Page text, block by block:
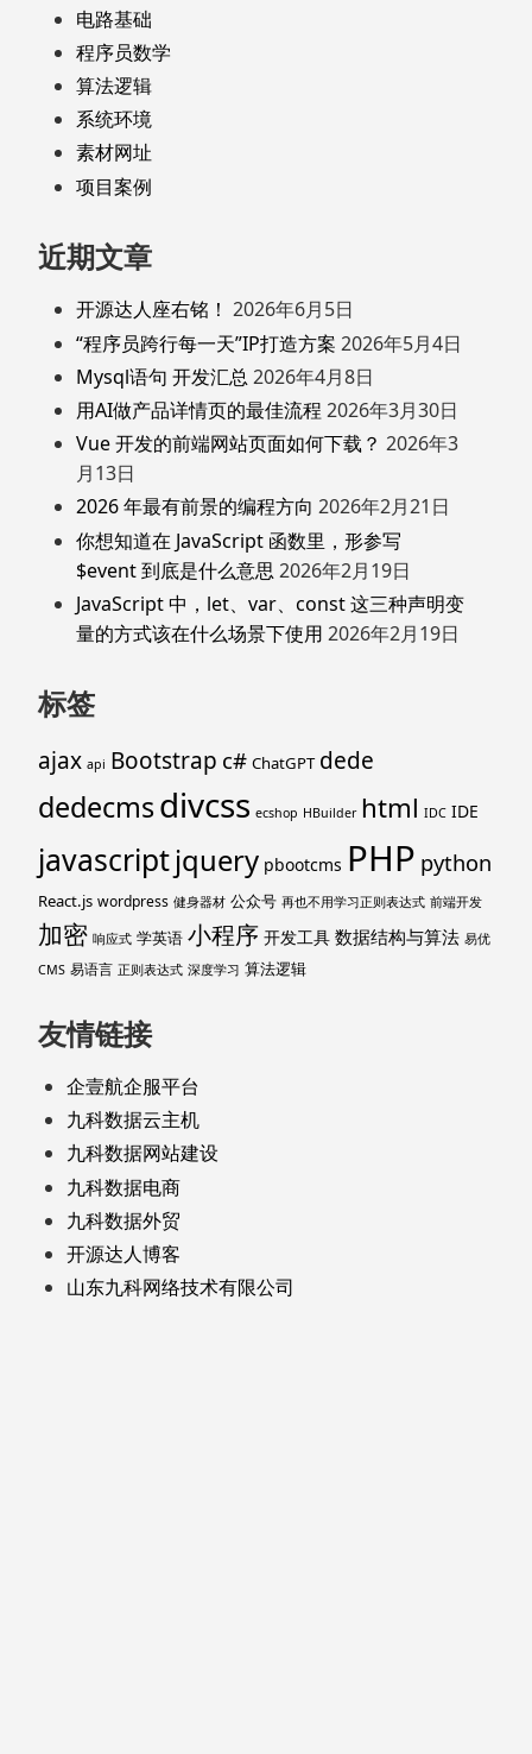
电路基础
程序员数学
算法逻辑
系统环境
素材网址
项目案例
近期文章
开源达人座右铭！ 2026年6月5日
“程序员跨行每一天”IP打造方案 2026年5月4日
Mysql语句 开发汇总 2026年4月8日
用AI做产品详情页的最佳流程 2026年3月30日
Vue 开发的前端网站页面如何下载？ 2026年3
月13日
2026 年最有前景的编程方向 2026年2月21日
你想知道在 JavaScript 函数里，形参写
$event 到底是什么意思 2026年2月19日
JavaScript 中，let、var、const 这三种声明变
量的方式该在什么场景下使用 2026年2月19日
标签
ajax api Bootstrap c# ChatGPT dede
dedecmsdivcss ecshop HBuilder html IDC IDE
javascriptjquery pbootcms PHP python
React.js wordpress 健身器材 公众号 再也不用学习正则表达式 前端开发
加密 响应式 学英语 小程序 开发工具 数据结构与算法 易优
CMS 易语言 正则表达式 深度学习 算法逻辑
友情链接
企壹航企服平台
九科数据云主机
九科数据网站建设
九科数据电商
九科数据外贸
开源达人博客
山东九科网络技术有限公司